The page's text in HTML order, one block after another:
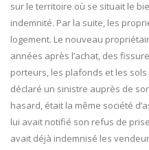
sur le territoire où se situait le
indemnité. Par la suite, les
logement. Le nouveau
années après l’achat, des
porteurs, les plafonds et les
déclaré un sinistre auprès de
hasard, était la même société
lui avait notifié son refus de
avait déjà indemnisé les